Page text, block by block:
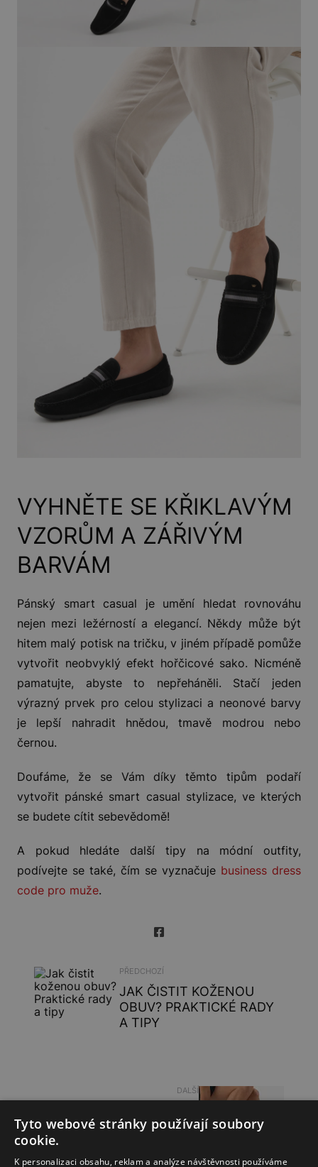
VYHNĚTE SE KŘIKLAVÝM
VZORŮM A ZÁŘIVÝM
BARVÁM
Pánský smart casual je umění hledat rovnováhu
nejen mezi ležérností a elegancí. Někdy může být
hitem malý potisk na tričku, v jiném případě pomůže
vytvořit neobvyklý efekt hořčicové sako. Nicméně
pamatujte, abyste to nepřeháněli. Stačí jeden
výrazný prvek pro celou stylizaci a neonové barvy
je lepší nahradit hnědou, tmavě modrou nebo
černou.
Doufáme, že se Vám díky těmto tipům podaří
vytvořit pánské smart casual stylizace, ve kterých
se budete cítit sebevědomě!
A pokud hledáte další tipy na módní outfity,
podívejte se také, čím se vyznačuje business dress
code pro muže.
PŘEDCHOZÍ
JAK ČISTIT KOŽENOU
OBUV? PRAKTICKÉ RADY
A TIPY
DALŠÍ
BOT? KOMPLEXNÍ
Tyto webové stránky používají soubory
cookie.
K personalizaci obsahu, reklam a analýze návštěvnosti používáme